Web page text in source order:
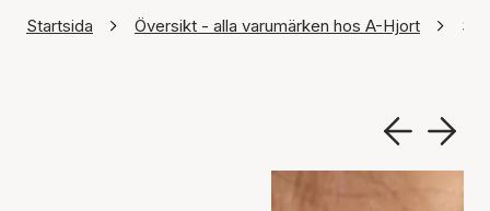
Startsida Översikt - alla varumärken hos A-Hjort